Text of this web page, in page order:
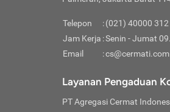
Telepon :(021) 40000 312
Jam Kerja :Senin - Jumat
Email
:cs@cermati.com
Layanan Pengaduan
PT Agregasi Cermat